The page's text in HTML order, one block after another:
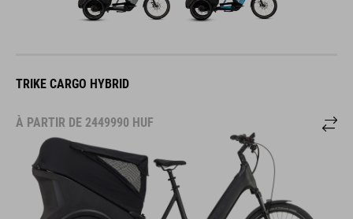
TRIKE CARGO HYBRID
À PARTIR DE 2449990 HUF